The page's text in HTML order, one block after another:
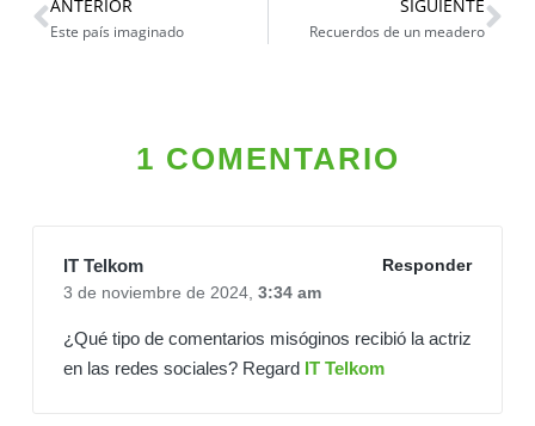
ANTERIOR
Este país imaginado
SIGUIENTE
Recuerdos de un meadero
1 COMENTARIO
IT Telkom
Responder
3 de noviembre de 2024, 3:34 am
¿Qué tipo de comentarios misóginos recibió la actriz
en las redes sociales? Regard IT Telkom